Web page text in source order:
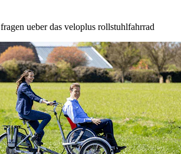
ueber das veloplus rollstuhlfahrrad